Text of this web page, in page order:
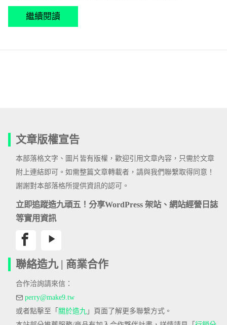
繼續閱讀
文章版權宣告
本部落格文字、圖片皆有版權，歡迎引用文章內容，只需於文章
附上連結即可。如需整篇文章轉載者，請與我們聯繫取得同意！
謝謝對本部落格所提供資訊的認可。
立即追蹤造九頑五！分享WordPress 架站、網站經營日誌
等實用資訊
聯絡造九 | 商業合作
合作洽詢請來信：
perry@make9.tw
或者點擊至「 關於造九 」頁面了解更多聯繫方式。